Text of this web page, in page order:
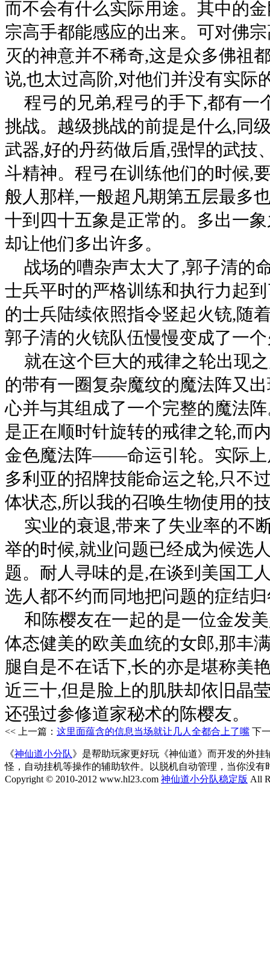
而不会有什么实际用途。其中的
宗高手都能感应的出来。可对佛
灭的神意并不稀奇,这是众多佛祖
说,也太过高阶,对他们并没有实际
程弓的兄弟,程弓的手下,都有一
挑战。越级挑战的前提是什么,同
武器,好的丹药做后盾,强悍的武技
斗精神。程弓在训练他们的时候,
般人那样,一般超凡期第五层最多
十到四十五象是正常的。多出一
却让他们多出许多。
战场的嘈杂声太大了,郭子清的
士兵平时的严格训练和执行力起
的士兵陆续依照指令竖起火铳,随
郭子清的火铳队伍慢慢变成了一
就在这个巨大的戒律之轮出现
的带有一圈复杂魔纹的魔法阵又
心并与其组成了一个完整的魔法
是正在顺时针旋转的戒律之轮,而
金色魔法阵——命运引轮。实际上
多利亚的招牌技能命运之轮,只不
体状态,所以我的召唤生物使用的
实业的衰退,带来了失业率的不
举的时候,就业问题已经成为候选
题。耐人寻味的是,在谈到美国工
选人都不约而同地把问题的症结
和陈樱友在一起的是一位金发
体态健美的欧美血统的女郎,那丰
腿自是不在话下,长的亦是堪称美
近三十,但是脸上的肌肤却依旧晶
还强过参修道家秘术的陈樱友。
<< 上一篇： 这里面蕴含的信息当场就让几人全都合上了嘴 下
《神仙道小分队》是帮助玩家更好玩《神仙道》而开发的外
怪，自动挂机等操作的辅助软件。以脱机自动管理，当你没有
Copyright © 2010-2012 www.hl23.com 神仙道小分队稳定版 All